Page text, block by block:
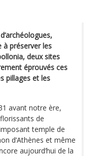
à préserver les
deux sites
éprouvés ces
pillages et les
avant notre ère,
de
temple de
d’Athènes et même
aujourd’hui de la